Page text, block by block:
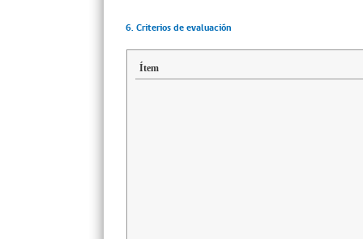
6. Criterios de evaluación
Ítem